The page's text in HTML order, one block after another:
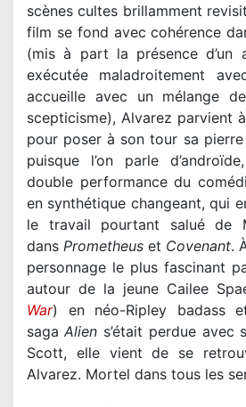
scènes cultes brillamment
film se fond avec cohérence
(mis à part la présence d’un
exécutée maladroitement
accueille avec un mélange
scepticisme), Alvarez parvient
pour poser à son tour sa pierre
puisque l’on parle
double performance du
en synthétique changeant, qui
le travail pourtant salué de
dans Prometheus et Covenant.
personnage le plus fascinant
autour de la jeune Cailee
War) en néo-Ripley badass
saga Alien s’était perdue avec
Scott, elle vient de se
Alvarez. Mortel dans tous les